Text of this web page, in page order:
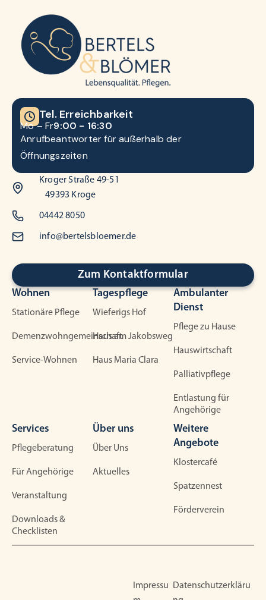
Tel. Erreichbarkeit
Mo – Fr9:00 - 16:30
Anrufbeantworter für außerhalb der
Öffnungszeiten
Kroger Straße 49-51
49393 Kroge
04442 8050
info@bertelsbloemer.de
Zum Kontaktformular
Wohnen
Stationäre Pflege
Demenzwohngemeinschaft
Service-Wohnen
Tagespflege
Wieferigs Hof
Haus am Jakobsweg
Haus Maria Clara
Ambulanter
Dienst
Pflege zu Hause
Hauswirtschaft
Palliativpflege
Entlastung für
Angehörige
Services
Pflegeberatung
Für Angehörige
Veranstaltung
Downloads &
Checklisten
Über uns
Über Uns
Aktuelles
Weitere
Angebote
Klostercafé
Spatzennest
Förderverein
Impressu
Datenschutzerkläru